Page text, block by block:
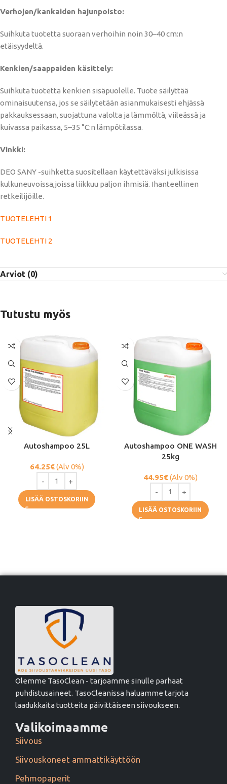
Verhojen/kankaiden hajunpoisto:
Suihkuta tuotetta suoraan verhoihin noin 30–40 cm:n
etäisyydeltä.
Kenkien/saappaiden käsittely:
Suihkuta tuotetta kenkien sisäpuolelle. Tuote säilyttää
ominaisuutensa, jos se säilytetään asianmukaisesti ehjässä
pakkauksessaan, suojattuna valolta ja lämmöltä, viileässä ja
kuivassa paikassa, 5–35 °C:n lämpötilassa.
Vinkki:
DEO SANY -suihketta suositellaan käytettäväksi julkisissa
kulkuneuvoissa,joissa liikkuu paljon ihmisiä. Ihanteellinen
retkeilijöille.
TUOTELEHTI 1
TUOTELEHTI 2
Arviot (0)
Tutustu myös
Autoshampoo 25L
64.25€(Alv 0%)
LISÄÄ OSTOSKORIIN
Autoshampoo ONE WASH
25kg
44.95€(Alv 0%)
LISÄÄ OSTOSKORIIN
Olemme TasoClean - tarjoamme sinulle parhaat
puhdistusaineet. TasoCleanissa haluamme tarjota
laadukkaita tuotteita päivittäiseen siivoukseen.
Valikoimaamme
Siivous
Siivouskoneet ammattikäyttöön
Pehmopaperit